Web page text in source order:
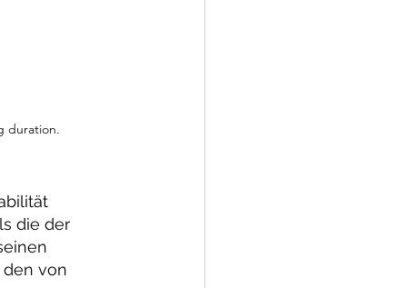
duration.
die der
von